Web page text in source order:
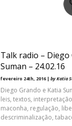
Talk radio – Diego
Suman – 24.02.16
fevereiro 24th, 2016 | by Katia
Diego Grando e Katia
leis, textos,
maconha, regulação,
descriminalização,